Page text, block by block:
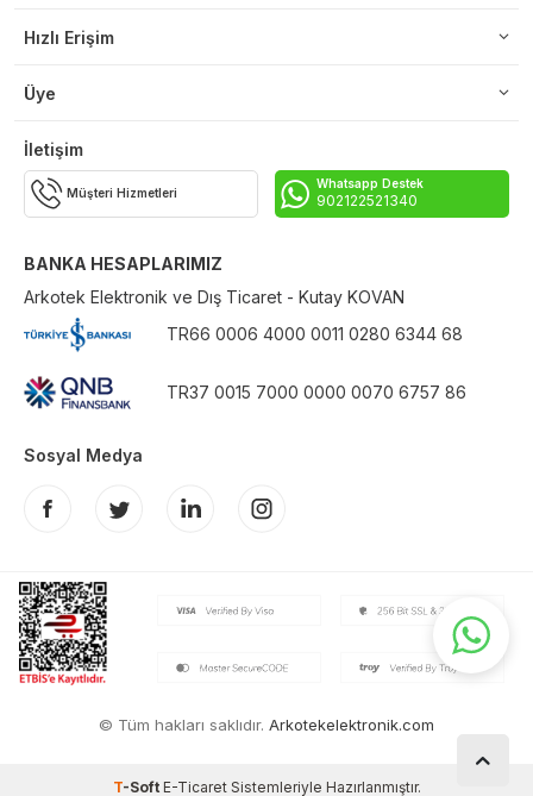
Hızlı Erişim
Üye
İletişim
Müşteri Hizmetleri
Whatsapp Destek
902122521340
BANKA HESAPLARIMIZ
Arkotek Elektronik ve Dış Ticaret - Kutay KOVAN
TR66 0006 4000 0011 0280 6344 68
TR37 0015 7000 0000 0070 6757 86
Sosyal Medya
© Tüm hakları saklıdır. Arkotekelektronik.com
T-Soft E-TicaretSistemleriyle Hazırlanmıştır.